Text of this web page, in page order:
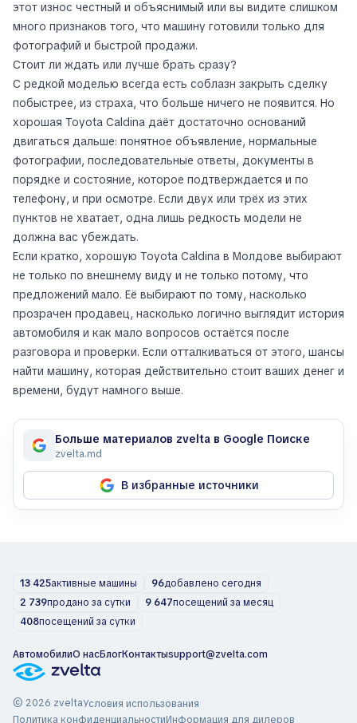
этот износ честный и объяснимый или вы видите слишком
много признаков того, что машину готовили только для
фотографий и быстрой продажи.
Стоит ли ждать или лучше брать сразу?
С редкой моделью всегда есть соблазн закрыть сделку
побыстрее, из страха, что больше ничего не появится. Но
хорошая Toyota Caldina даёт достаточно оснований
двигаться дальше: понятное объявление, нормальные
фотографии, последовательные ответы, документы в
порядке и состояние, которое подтверждается и по
телефону, и при осмотре. Если двух или трёх из этих
пунктов не хватает, одна лишь редкость модели не
должна вас убеждать.
Если кратко, хорошую Toyota Caldina в Молдове выбирают
не только по внешнему виду и не только потому, что
предложений мало. Её выбирают по тому, насколько
прозрачен продавец, насколько логично выглядит история
автомобиля и как мало вопросов остаётся после
разговора и проверки. Если отталкиваться от этого, шансы
найти машину, которая действительно стоит ваших денег и
времени, будут намного выше.
Больше материалов zvelta в Google Поиске
zvelta.md
В избранные источники
13 425активные машины 96добавлено сегодня
2 739продано за сутки 9 647посещений за месяц
408посещений за сутки
АвтомобилиО насБлогКонтактыsupport@zvelta.com
© 2026 zveltaУсловия использования
Политика конфиденциальностиИнформация для дилеров